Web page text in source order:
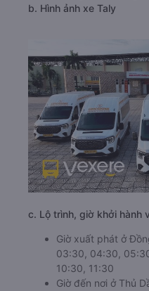
b. Hình ảnh xe Taly
c. Lộ trình, giờ khởi hành
Giờ xuất phát ở
03:30, 04:30,
10:30, 11:30
Giờ đến nơi ở Thủ